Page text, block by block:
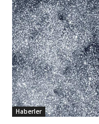
Haberler